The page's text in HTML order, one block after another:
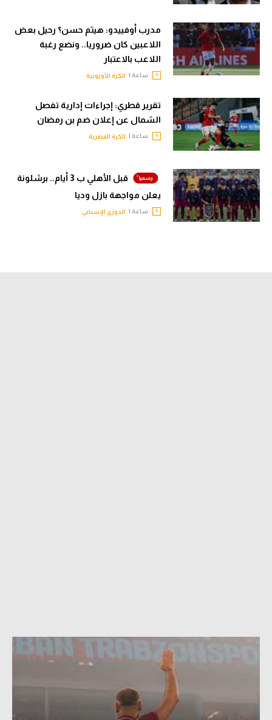
مدرب أوفييدو: هيثم حسن؟ رحيل بعض
اللاعبين كان ضروريا.. ونضع رغبة
اللاعب بالاعتبار
ساعة | الكرة الأوروبية
تقرير قطري: إجراءات إدارية تفصل
الشمال عن إعلان ضم بن رمضان
ساعة | الكرة المصرية
قبل الأهلي ب 3 أيام.. برشلونة
يعلن مواجهة بازل وديا
ساعة | الدوري الإسباني